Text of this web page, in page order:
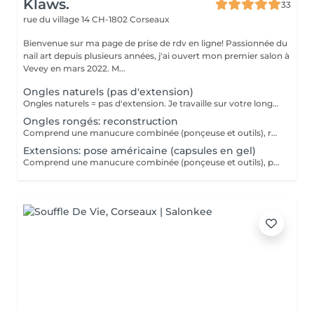
Klaws.
33
rue du village 14 CH-1802 Corseaux
Bienvenue sur ma page de prise de rdv en ligne! Passionnée du
nail art depuis plusieurs années, j'ai ouvert mon premier salon à
Vevey en mars 2022. M...
Ongles naturels (pas d'extension)
Ongles naturels = pas d'extension. Je travaille sur votre longueur actuelle uniquement, convient aux ongles courts. Comprend une manucure combinée (ponçeuse et outils), renforcement avec gel et pose de vernis - couleur simple sans nail art. N'oubliez pas d'ajouter la prestation "nail art" si désirée.
Ongles rongés: reconstruction
Comprend une manucure combinée (ponçeuse et outils), reconstruction de l'ongle avec acrygel, pose de vernis - couleur simple sans nail art. L'ongle rongé est fragilisé et n'offre pas beaucoup de surface, aussi la reconstruction est uniquement courte et la fréquence de remplissage est conseillée à 2 semaines les premiers temps. N'oubliez pas d'ajouter la prestation "nail art" si désirée.
Extensions: pose américaine (capsules en gel)
Comprend une manucure combinée (ponçeuse et outils), pose de capsules en gel et pose de vernis - couleur simple sans nail art. N'oubliez pas d'ajouter la prestation "nail art" si désirée.